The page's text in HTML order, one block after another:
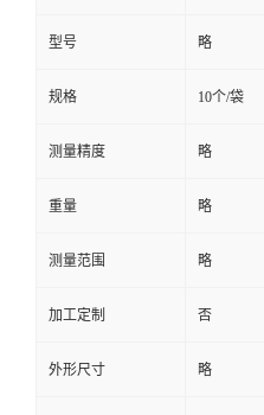
型号 略
规格 10个/袋
测量精度 略
重量 略
测量范围 略
加工定制 否
外形尺寸 略